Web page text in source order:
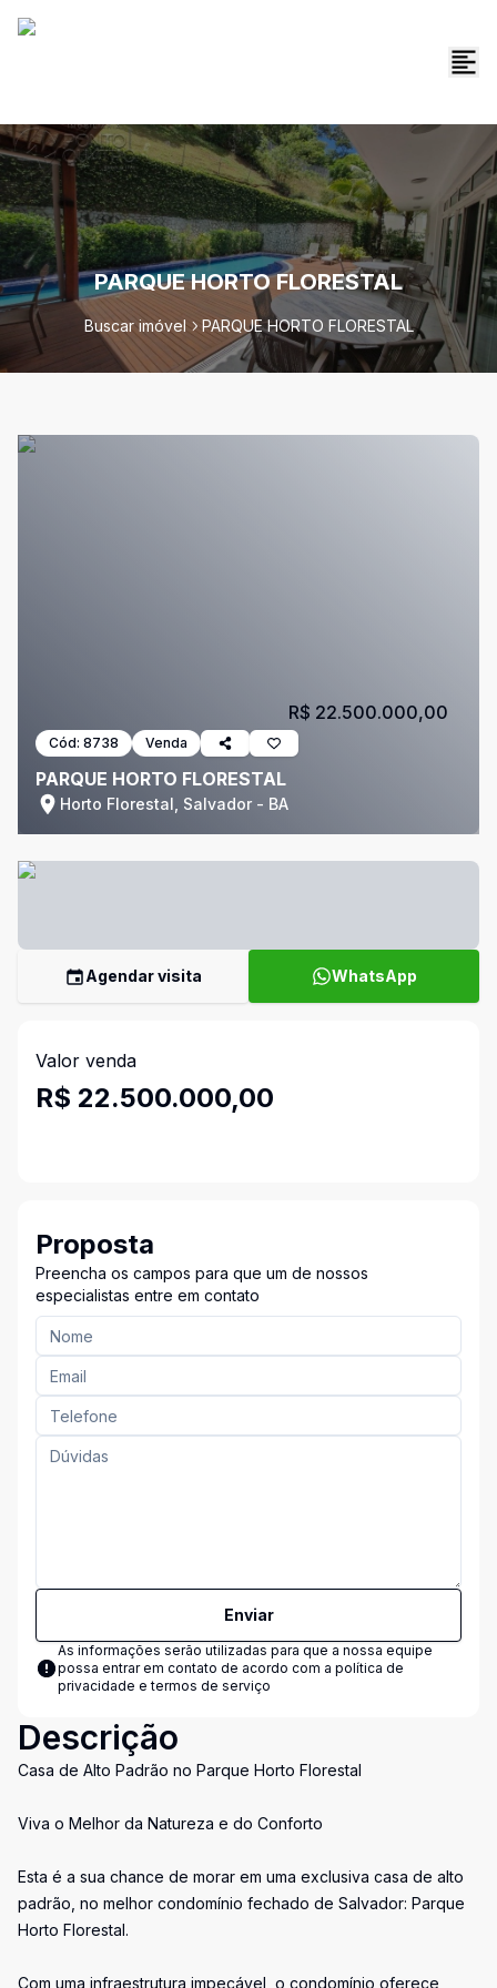
PARQUE HORTO FLORESTAL
Buscar imóvel PARQUE HORTO FLORESTAL
Cód: 8738 Venda
PARQUE HORTO FLORESTAL
Horto Florestal, Salvador - BA
R$ 22.500.000,00
Agendar visita WhatsApp
Valor venda
R$ 22.500.000,00
Proposta
Preencha os campos para que um de nossos
especialistas entre em contato
Enviar
As informações serão utilizadas para que a nossa equipe
possa entrar em contato de acordo com a política de
privacidade e termos de serviço
Descrição
Casa de Alto Padrão no Parque Horto Florestal
Viva o Melhor da Natureza e do Conforto
Esta é a sua chance de morar em uma exclusiva casa de alto
padrão, no melhor condomínio fechado de Salvador: Parque
Horto Florestal.
Com uma infraestrutura impecável, o condomínio oferece